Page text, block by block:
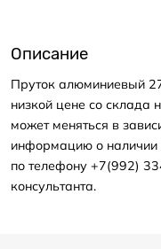
Описание
Пруток алюминиевый
низкой цене со склада
может меняться в
информацию о наличии
по телефону +7(992)
консультанта.